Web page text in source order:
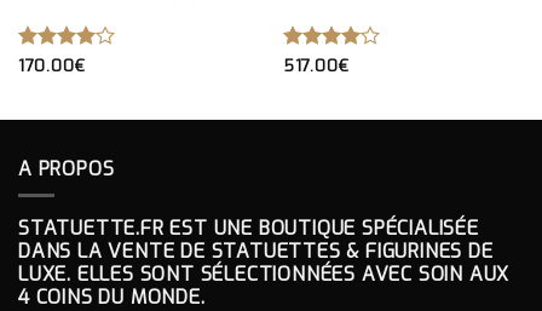
NOTE
170.00€
NOTE
517.00€
A PROPOS
STATUETTE.FR EST UNE BOUTIQUE SPÉCIALISÉE
DANS LA VENTE DE STATUETTES & FIGURINES DE
LUXE. ELLES SONT SÉLECTIONNÉES AVEC SOIN AUX
4 COINS DU MONDE.